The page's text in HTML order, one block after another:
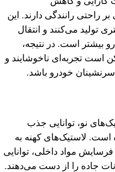
راحتی رانندگی دارند. این
تولید می‌کنند و انتقال
بیشتر است. در نتیجه،
است تجربه‌ای ناخوشایند و
خودرو باشد.
نو، توانایی جذب
است. لاستیک‌های کهنه به
مواد داخلی، توانایی
جاده را از دست می‌دهند.